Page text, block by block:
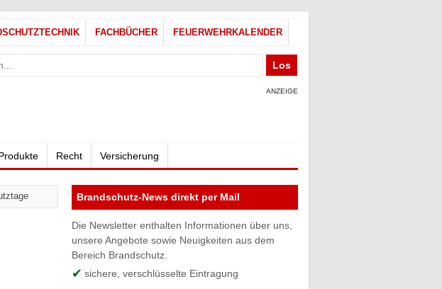
FACHBÜCHER FEUERWEHRKALENDER
ANZEIGE
Recht Versicherung
Brandschutz-News direkt per Mail
Die Newsletter enthalten Informationen über uns,
unsere Angebote sowie Neuigkeiten aus dem
Bereich Brandschutz.
sichere, verschlüsselte Eintragung